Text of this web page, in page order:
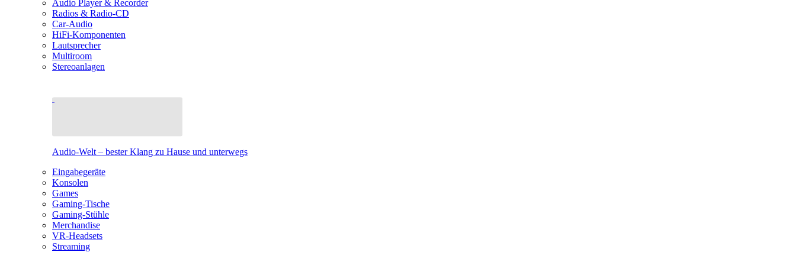
Audio Player & Recorder
Radios & Radio-CD
Car-Audio
HiFi-Komponenten
Lautsprecher
Multiroom
Stereoanlagen
Audio-Welt – bester Klang zu Hause und unterwegs
Eingabegeräte
Konsolen
Games
Gaming-Tische
Gaming-Stühle
Merchandise
VR-Headsets
Streaming